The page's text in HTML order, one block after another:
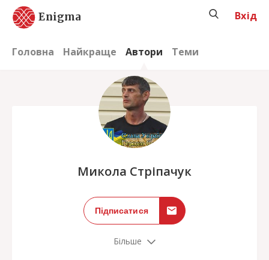
Enigma
Головна Найкраще Автори Теми
Вхід
Микола Стріпачук
Підписатися
Більше